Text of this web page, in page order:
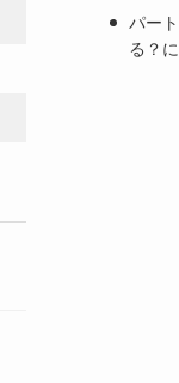
1〜800万
パー
る？